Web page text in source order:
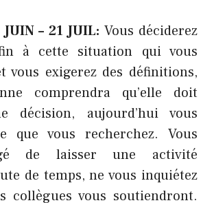
JUIN – 21 JUIL: Vous déciderez
à cette situation qui vous
vous exigerez des définitions,
comprendra qu’elle doit
décision, aujourd’hui vous
que vous recherchez. Vous
de laisser une activité
de temps, ne vous inquiétez
collègues vous soutiendront.